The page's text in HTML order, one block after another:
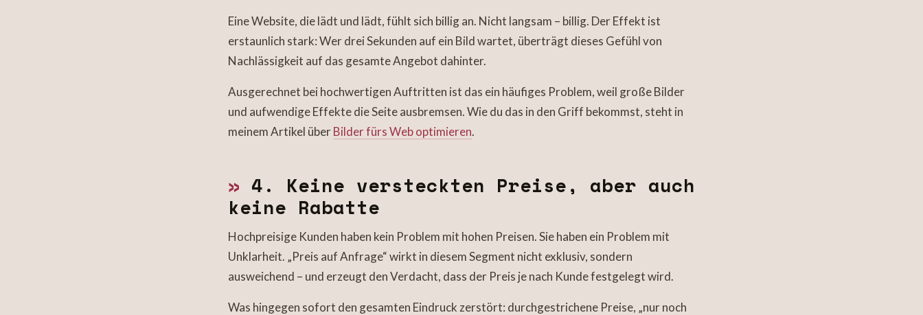
Eine Website, die lädt und lädt, fühlt sich billig an. Nicht langsam – billig. Der Effekt ist
erstaunlich stark: Wer drei Sekunden auf ein Bild wartet, überträgt dieses Gefühl von
Nachlässigkeit auf das gesamte Angebot dahinter.
Ausgerechnet bei hochwertigen Auftritten ist das ein häufiges Problem, weil große Bilder
und aufwendige Effekte die Seite ausbremsen. Wie du das in den Griff bekommst, steht in
meinem Artikel überBilder fürs Web optimieren.
» 4. Keine versteckten Preise, aber auch
keine Rabatte
Hochpreisige Kunden haben kein Problem mit hohen Preisen. Sie haben ein Problem mit
Unklarheit. „Preis auf Anfrage“ wirkt in diesem Segment nicht exklusiv, sondern
ausweichend – und erzeugt den Verdacht, dass der Preis je nach Kunde festgelegt wird.
Was hingegen sofort den gesamten Eindruck zerstört: durchgestrichene Preise, „nur noch